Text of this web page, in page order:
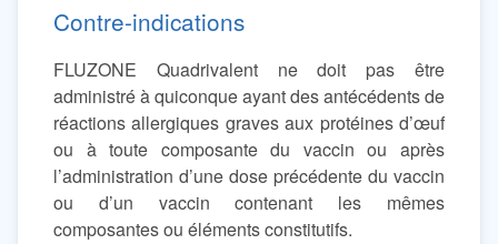
Contre-indications
FLUZONE Quadrivalent ne doit pas être
administré à quiconque ayant des antécédents de
réactions allergiques graves aux protéines d’œuf
ou à toute composante du vaccin ou après
l’administration d’une dose précédente du vaccin
ou d’un vaccin contenant les mêmes
composantes ou éléments constitutifs.